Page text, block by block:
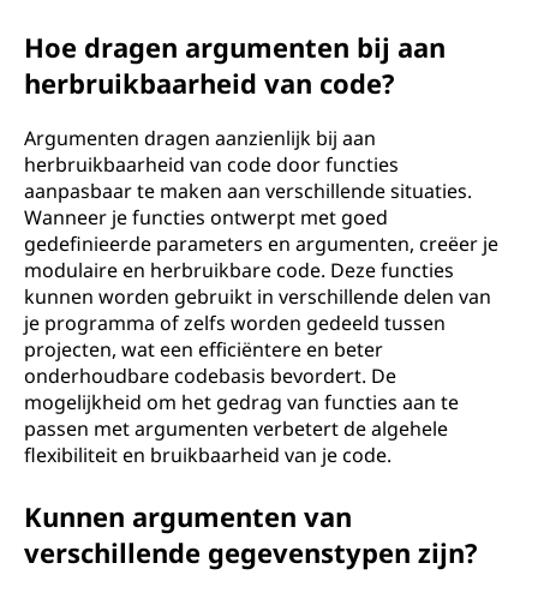
Hoe dragen argumenten bij aan
herbruikbaarheid van code?
Argumenten dragen aanzienlijk bij aan
herbruikbaarheid van code door functies
aanpasbaar te maken aan verschillende situaties.
Wanneer je functies ontwerpt met goed
gedefinieerde parameters en argumenten, creëer je
modulaire en herbruikbare code. Deze functies
kunnen worden gebruikt in verschillende delen van
je programma of zelfs worden gedeeld tussen
projecten, wat een efficiëntere en beter
onderhoudbare codebasis bevordert. De
mogelijkheid om het gedrag van functies aan te
passen met argumenten verbetert de algehele
flexibiliteit en bruikbaarheid van je code.
Kunnen argumenten van
verschillende gegevenstypen zijn?